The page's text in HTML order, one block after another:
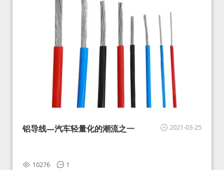
2021-03-25
铝导线—汽车轻量化的潮流之一
10276 1